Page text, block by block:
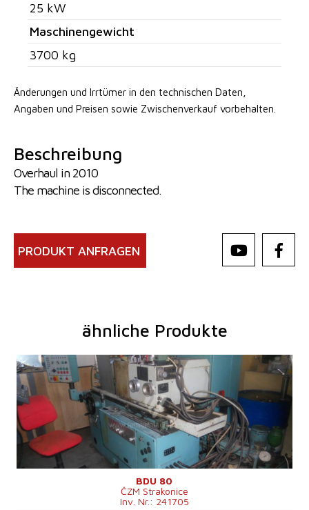
25 kW
Maschinengewicht
3700 kg
Änderungen und Irrtümer in den technischen Daten,
Angaben und Preisen sowie Zwischenverkauf vorbehalten.
Beschreibung
Overhaul in 2010
The machine is disconnected.
PRODUKT ANFRAGEN
ähnliche Produkte
Baujahr:
1990
Kontrollsystem
Max. Werkstückdurchmesser
220 mm
Größte Durchmesser des geschliffenes Loches120 mm
Max. schleiftiefe
mm
Maschinengewicht
2600 kg
BDU 80
ČZM Strakonice
Inv. Nr.: 241705